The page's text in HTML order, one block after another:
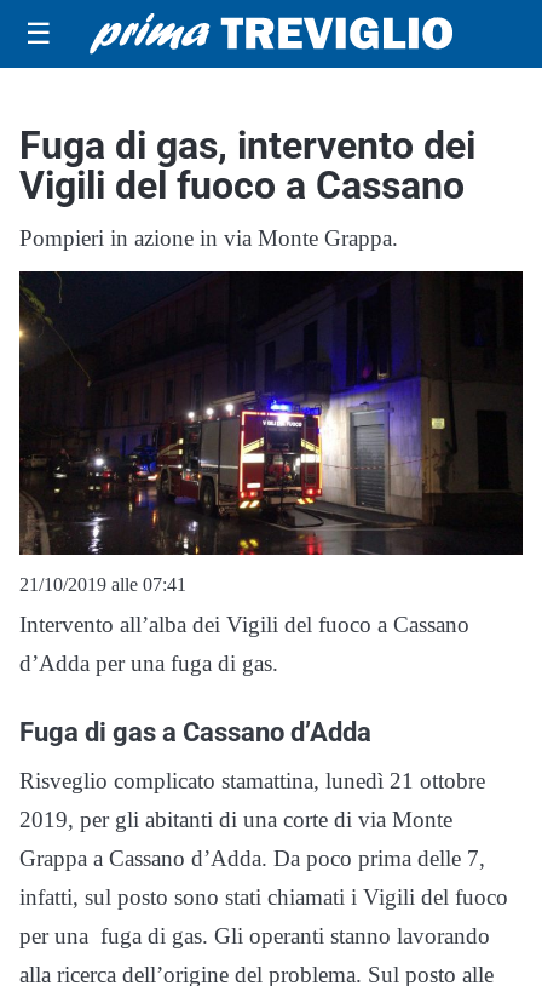
☰
Fuga di gas, intervento dei
Vigili del fuoco a Cassano
Pompieri in azione in via Monte Grappa.
21/10/2019 alle 07:41
Intervento all’alba dei Vigili del fuoco a Cassano
d’Adda per una fuga di gas.
Fuga di gas a Cassano d’Adda
Risveglio complicato stamattina, lunedì 21 ottobre
2019, per gli abitanti di una corte di via Monte
Grappa a Cassano d’Adda. Da poco prima delle 7,
infatti, sul posto sono stati chiamati i Vigili del fuoco
per una fuga di gas. Gli operanti stanno lavorando
alla ricerca dell’origine del problema. Sul posto alle